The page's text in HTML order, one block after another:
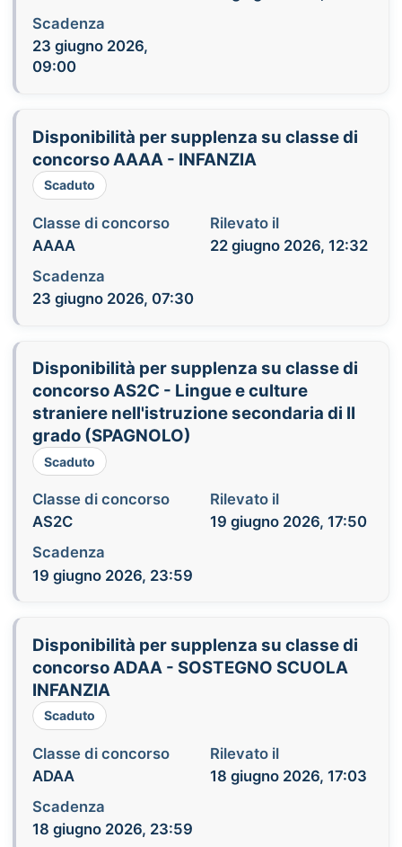
Scadenza
23 giugno 2026,
09:00
Disponibilità per supplenza su classe di
concorso AAAA - INFANZIA
Scaduto
Classe di concorso
AAAA
Rilevato il
22 giugno 2026, 12:32
Scadenza
23 giugno 2026, 07:30
Disponibilità per supplenza su classe di
concorso AS2C - Lingue e culture
straniere nell'istruzione secondaria di II
grado (SPAGNOLO)
Scaduto
Classe di concorso
AS2C
Rilevato il
19 giugno 2026, 17:50
Scadenza
19 giugno 2026, 23:59
Disponibilità per supplenza su classe di
concorso ADAA - SOSTEGNO SCUOLA
INFANZIA
Scaduto
Classe di concorso
ADAA
Rilevato il
18 giugno 2026, 17:03
Scadenza
18 giugno 2026, 23:59